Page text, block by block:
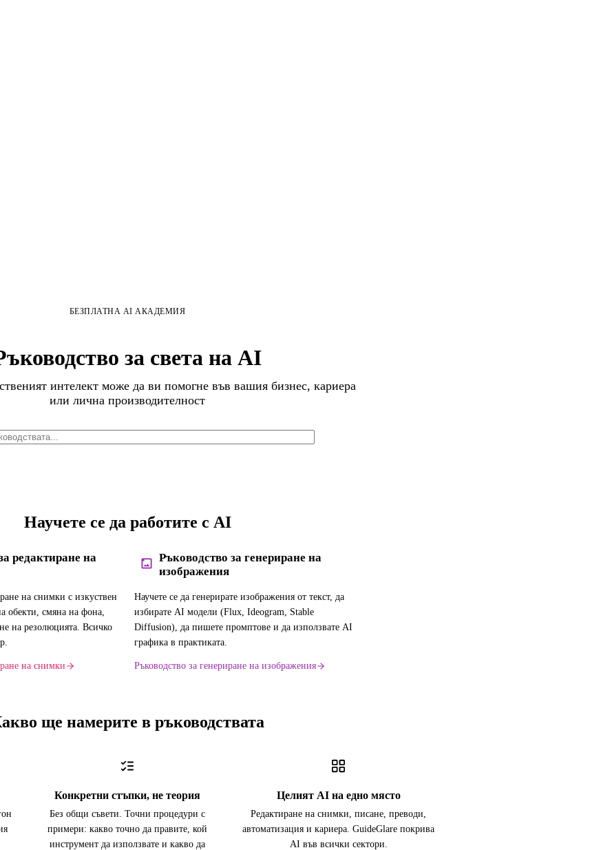
БЕЗПЛАТНА AI АКАДЕМИЯ
за света на AI
интелект може да ви помогне във вашия бизнес, кариера
или лична производителност
Научете се да работите с AI
редактиране на
на снимки с изкуствен
обекти, смяна на фона,
на резолюцията. Всичко
на снимки
Ръководство за генериране на
изображения
Научете се да генерирате изображения от текст, да
избирате AI модели (Flux, Ideogram, Stable
Diffusion), да пишете промптове и да използвате AI
графика в практиката.
Ръководство за генериране на изображения
ще намерите в ръководствата
Конкретни стъпки, не теория
Без общи съвети. Точни процедури с
примери: какво точно да правите, кой
инструмент да използвате и какво да
Целият AI на едно място
Редактиране на снимки, писане, преводи,
автоматизация и кариера. GuideGlare покрива
AI във всички сектори.